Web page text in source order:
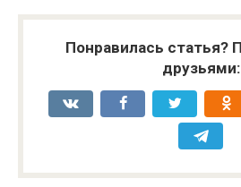
Понравилась статья?
друзьями: